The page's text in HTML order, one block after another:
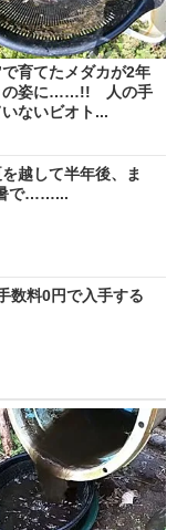
で育てたメダカが2年
の姿に……!! 人の手
ないビオト...
越して半年後、ま
で……...
数料0円で入手する